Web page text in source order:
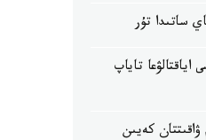
ساتىدا تۇر
اياقتالۋعا تاياپ
استام ۋاقىتتان كەيىن